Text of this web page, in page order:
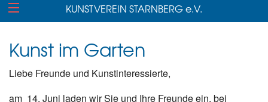
KUNSTVEREIN STARNBERG e.V.
Kunst im Garten
Liebe Freunde und Kunstinteressierte,
am 14. Juni laden wir Sie und Ihre Freunde ein, bei